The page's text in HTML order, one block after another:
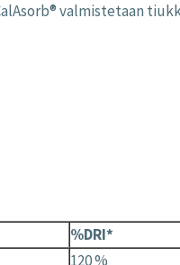
valmistetaan
%DRI*
120 %